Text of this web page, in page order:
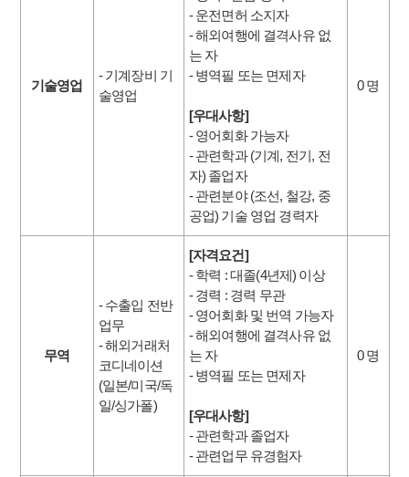
기술영업
- 기계장비 기
술영업
- 운전면허 소지자
- 해외여행에 결격사유 없
는 자
- 병역필 또는 면제자
[우대사항]
- 영어회화 가능자
- 관련학과 (기계, 전기, 전
자) 졸업자
- 관련분야 (조선, 철강, 중
공업) 기술 영업 경력자
0 명
무역
- 수출입 전반
업무
- 해외거래처
코디네이션
(일본/미국/독
일/싱가폴)
[자격요건]
- 학력 : 대졸(4년제) 이상
- 경력 : 경력 무관
- 영어회화 및 번역 가능자
- 해외여행에 결격사유 없
는 자
- 병역필 또는 면제자
[우대사항]
- 관련학과 졸업자
- 관련업무 유경험자
0 명